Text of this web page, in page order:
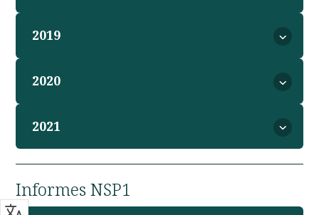
2019
2020
2021
Informes NSP1